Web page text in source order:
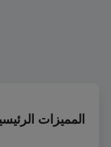
المميزات